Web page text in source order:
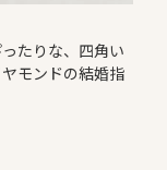
たりな、四角い
モンドの結婚指